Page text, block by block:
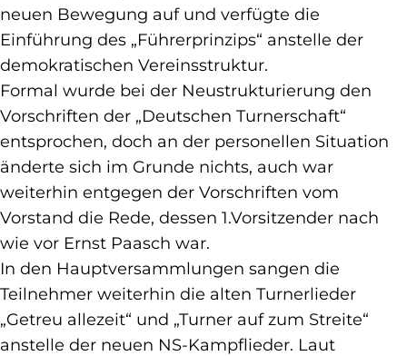
neuen Bewegung auf und verfügte die
Einführung des „Führerprinzips“ anstelle der
demokratischen Vereinsstruktur.
Formal wurde bei der Neustrukturierung den
Vorschriften der „Deutschen Turnerschaft“
entsprochen, doch an der personellen Situation
änderte sich im Grunde nichts, auch war
weiterhin entgegen der Vorschriften vom
Vorstand die Rede, dessen 1.Vorsitzender nach
wie vor Ernst Paasch war.
In den Hauptversammlungen sangen die
Teilnehmer weiterhin die alten Turnerlieder
„Getreu allezeit“ und „Turner auf zum Streite“
anstelle der neuen NS-Kampflieder. Laut